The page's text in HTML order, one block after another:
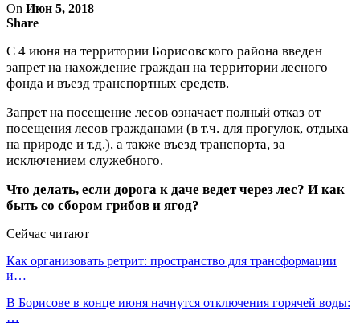
On Июн 5, 2018
Share
С 4 июня на территории Борисовского района введен
запрет на нахождение граждан на территории лесного
фонда и въезд транспортных средств.
Запрет на посещение лесов означает полный отказ от
посещения лесов гражданами (в т.ч. для прогулок, отдыха
на природе и т.д.), а также въезд транспорта, за
исключением служебного.
Что делать, если дорога к даче ведет через лес? И как
быть со сбором грибов и ягод?
Сейчас читают
Как организовать ретрит: пространство для трансформации
и…
В Борисове в конце июня начнутся отключения горячей воды:
…